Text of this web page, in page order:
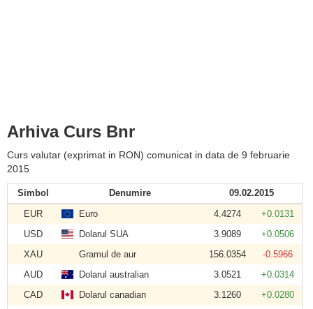
Arhiva Curs Bnr
Curs valutar (exprimat in RON) comunicat in data de 9 februarie
2015
Simbol Denumire
09.02.2015
EUR
Euro 4.4274
+0.0131
USD
Dolarul SUA 3.9089
+0.0506
XAU
Gramul de aur 156.0354
-0.5966
AUD
Dolarul australian 3.0521
+0.0314
CAD
Dolarul canadian 3.1260
+0.0280